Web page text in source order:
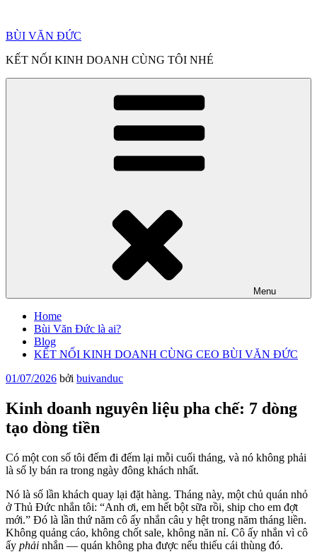
phần
dung
BÙI VĂN ĐỨC
KẾT NỐI KINH DOANH CÙNG TÔI NHÉ
Menu
Home
Bùi Văn Đức là ai?
Blog
KẾT NỐI KINH DOANH CÙNG CEO BÙI VĂN ĐỨC
Đăng
01/07/2026 bởi buivanduc
Kinh doanh nguyên liệu pha chế: 7 dòng
tạo dòng tiền
Có một con số tôi đếm đi đếm lại mỗi cuối tháng, và nó không phải
là số ly bán ra trong ngày đông khách nhất.
Nó là số lần khách quay lại đặt hàng. Tháng này, một chủ quán nhỏ
ở Thủ Đức nhắn tôi: “Anh ơi, em hết bột sữa rồi, ship cho em đợt
mới.” Đó là lần thứ năm cô ấy nhắn câu y hệt trong năm tháng liền.
Không quảng cáo, không chốt sale, không năn nỉ. Cô ấy nhắn vì cô
ấy phải nhắn — quán không pha được nếu thiếu cái thùng đó.